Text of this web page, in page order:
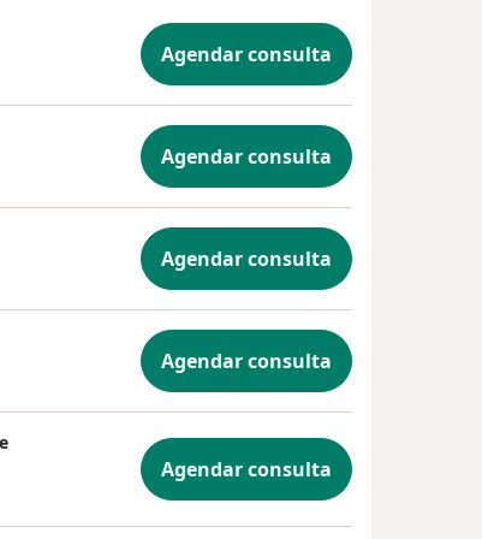
Agendar consulta
Agendar consulta
Agendar consulta
Agendar consulta
Agendar consulta